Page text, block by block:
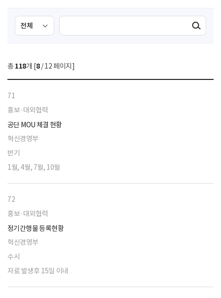
검
색
선
택
색
검색실행
총 118개 [8/ 12 페이지]
71
홍보·대외협력
공단 MOU 체결 현황
혁신경영부
반기
1월, 4월, 7월, 10월
72
홍보·대외협력
정기간행물 등록현황
혁신경영부
수시
자료 발생후 15일 이내